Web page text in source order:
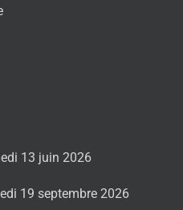
13 juin 2026
19 septembre 2026